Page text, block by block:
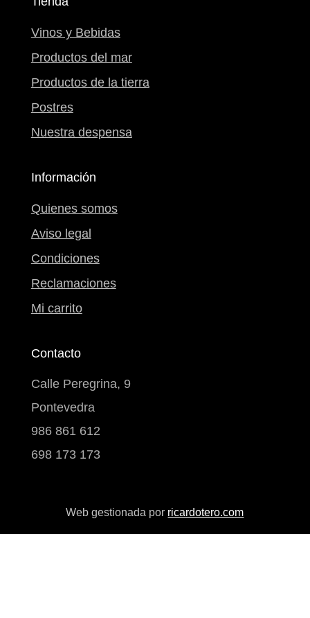
Vinos y Bebidas
Productos del mar
Productos de la tierra
Postres
Nuestra despensa
Información
Quienes somos
Aviso legal
Condiciones
Reclamaciones
Mi carrito
Contacto
Calle Peregrina, 9
Pontevedra
986 861 612
698 173 173
Web gestionada por ricardotero.com